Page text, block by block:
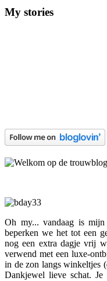
My stories
Oh my... vandaag is
beperken we het tot een
nog een extra dagje vrij
verwend met een luxe-
in de zon langs winkeltjes
Dankjewel lieve schat.